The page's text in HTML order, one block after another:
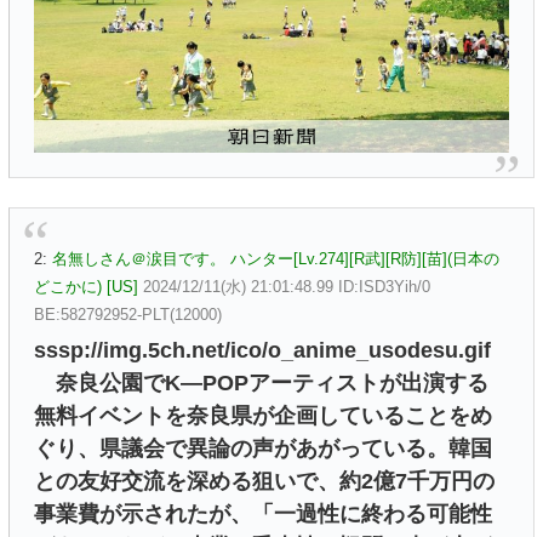
2: 名無しさん＠涙目です。 ハンター[Lv.274][R武][R防][苗](日本の
どこかに) [US] 2024/12/11(水) 21:01:48.99 ID:ISD3Yih/0
BE:582792952-PLT(12000)
sssp://img.5ch.net/ico/o_anime_usodesu.gif
奈良公園でK―POPアーティストが出演する
無料イベントを奈良県が企画していることをめ
ぐり、県議会で異論の声があがっている。韓国
との友好交流を深める狙いで、約2億7千万円の
事業費が示されたが、「一過性に終わる可能性